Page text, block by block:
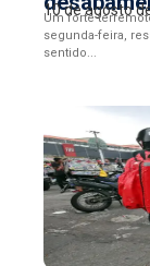
10 de agosto
Um forte
segunda-feira,
sentido...